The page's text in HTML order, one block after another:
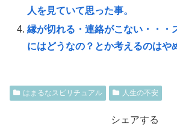
人を見ていて思った事。
縁が切れる・連絡がこない・・・
にはどうなの？とか考えるのはや
はまるなスピリチュアル 人生の不安
シェアする